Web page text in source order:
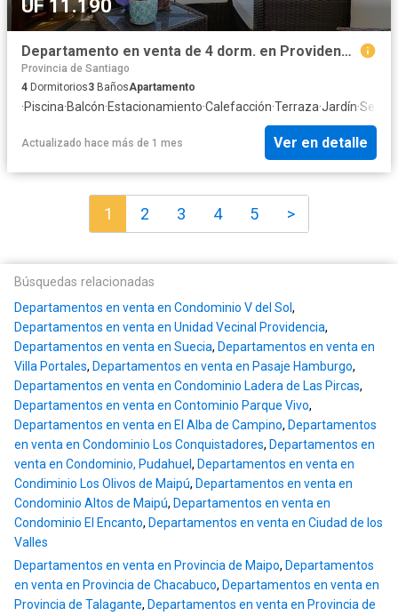
UF 11.190
Departamento en venta de 4 dorm. en Providencia
Provincia de Santiago
4 Dormitorios3 BañosApartamento
·Piscina·Balcón·Estacionamiento·Calefacción·Terraza·Jardín·
Actualizado hace más de 1 mes Ver en detalle
1 2 3 4 5 >
Búsquedas relacionadas
Departamentos en venta en Condominio V del Sol ,
Departamentos en venta en Unidad Vecinal Providencia,
Departamentos en venta en Suecia, Departamentos en venta en
Villa Portales, Departamentos en venta en Pasaje Hamburgo,
Departamentos en venta en Condominio Ladera de Las Pircas,
Departamentos en venta en Contominio Parque Vivo,
Departamentos en venta en El Alba de Campino, Departamentos
en venta en Condominio Los Conquistadores, Departamentos en
venta en Condominio, Pudahuel , Departamentos en venta en
Condiminio Los Olivos de Maipú, Departamentos en venta en
Condominio Altos de Maipú, Departamentos en venta en
Condominio El Encanto, Departamentos en venta en Ciudad de los
Valles
Departamentos en venta en Provincia de Maipo, Departamentos
en venta en Provincia de Chacabuco, Departamentos en venta en
Provincia de Talagante, Departamentos en venta en Provincia de